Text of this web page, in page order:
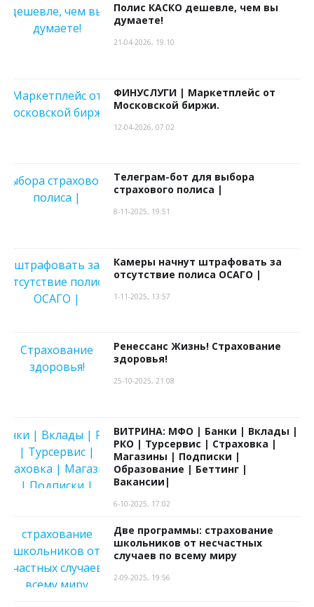
Полис КАСКО дешевле, чем вы
думаете!
21-04-2026, 19:10
ФИНУСЛУГИ | Маркетплейс от
Московской биржи.
12-04-2026, 07:02
Телеграм-бот для выбора
страхового полиса |
8-11-2025, 19:51
Камеры начнут штрафовать за
отсутствие полиса ОСАГО |
1-11-2025, 13:57
Ренессанс Жизнь! Страхование
здоровья!
25-10-2025, 21:08
ВИТРИНА: МФО | Банки | Вклады |
РКО | Турсервис | Страховка |
Магазины | Подписки |
Образование | Беттинг |
Вакансии|
6-10-2025, 17:02
Две программы: страхование
школьников от несчастных
случаев по всему миру
2-09-2025, 19:56